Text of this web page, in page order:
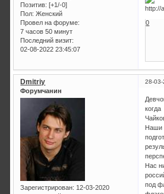
Позитив: [+1/-0]
Пол: Женский
Провел на форуме:
7 часов 50 минут
Последний визит:
02-08-2022 23:45:07
0
28-
Dmitriy
Форумчанин
Зарегистрирован: 12-03-2020
Наши
Нас
под